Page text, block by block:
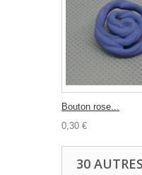
Bouton rose...
0,30 €
30